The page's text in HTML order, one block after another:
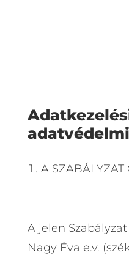
A SZABÁLYZAT
A jelen
Nagy Éva e.v.